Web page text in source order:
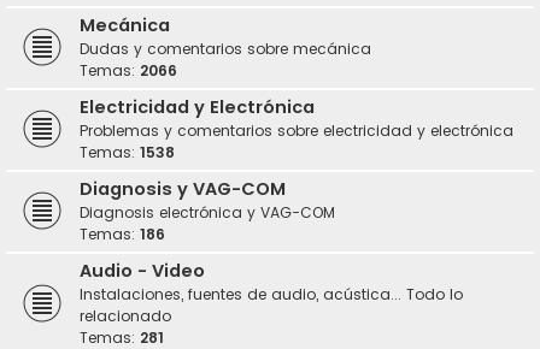
Mecánica
Dudas y comentarios sobre mecánica
Temas: 2066
Electricidad y Electrónica
Problemas y comentarios sobre electricidad y electrónica
Temas: 1538
Diagnosis y VAG-COM
Diagnosis electrónica y VAG-COM
Temas: 186
Audio - Video
Instalaciones, fuentes de audio, acústica... Todo lo
relacionado
Temas: 281